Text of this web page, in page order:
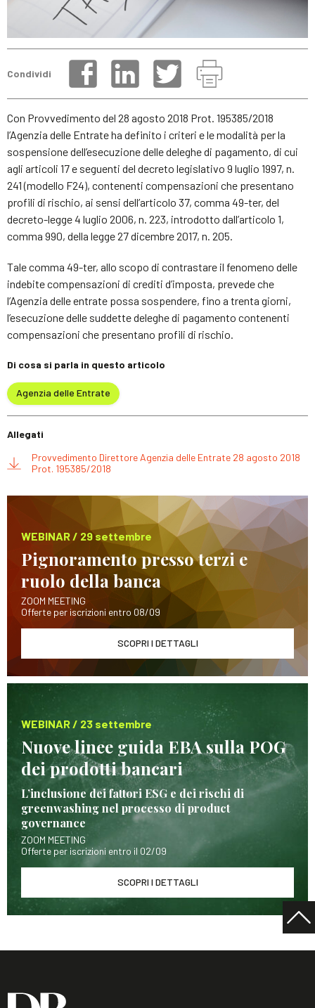
Condividi
Con Provvedimento del 28 agosto 2018 Prot. 195385/2018
l’Agenzia delle Entrate ha definito i criteri e le modalità per la
sospensione dell’esecuzione delle deleghe di pagamento, di cui
agli articoli 17 e seguenti del decreto legislativo 9 luglio 1997, n.
241 (modello F24), contenenti compensazioni che presentano
profili di rischio, ai sensi dell’articolo 37, comma 49-ter, del
decreto-legge 4 luglio 2006, n. 223, introdotto dall’articolo 1,
comma 990, della legge 27 dicembre 2017, n. 205.
Tale comma 49-ter, allo scopo di contrastare il fenomeno delle
indebite compensazioni di crediti d’imposta, prevede che
l’Agenzia delle entrate possa sospendere, fino a trenta giorni,
l’esecuzione delle suddette deleghe di pagamento contenenti
compensazioni che presentano profili di rischio.
Di cosa si parla in questo articolo
Agenzia delle Entrate
Allegati
Provvedimento Direttore Agenzia delle Entrate 28 agosto 2018
Prot. 195385/2018
WEBINAR / 29 settembre
Pignoramento presso terzi e
ruolo della banca
ZOOM MEETING
Offerte per iscrizioni entro 08/09
SCOPRI I DETTAGLI
WEBINAR / 23 settembre
Nuove linee guida EBA sulla POG
dei prodotti bancari
L’inclusione dei fattori ESG e dei rischi di
greenwashing nel processo di product
governance
ZOOM MEETING
Offerte per iscrizioni entro il 02/09
SCOPRI I DETTAGLI